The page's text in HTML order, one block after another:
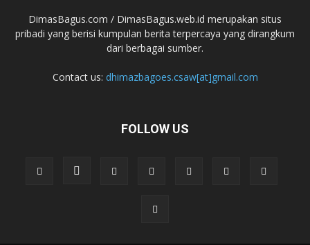
DimasBagus.com / DimasBagus.web.id merupakan situs
pribadi yang berisi kumpulan berita terpercaya yang dirangkum
dari berbagai sumber.
Contact us: dhimazbagoes.csaw[at]gmail.com
FOLLOW US